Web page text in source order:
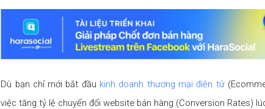
Dù bạn chỉ mới bắt đầu kinh doanh thương mại điện tử
việc tăng tỷ lệ chuyển đổi website bán hàng (Conversion Rates)